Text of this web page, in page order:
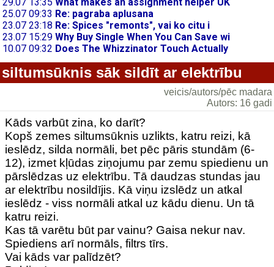
siltumsūknis sāk sildīt ar elektrību
veicis/autors/pēc madara
Autors: 16 gadi
Kāds varbūt zina, ko darīt?
Kopš zemes siltumsūknis uzlikts, katru reizi, kā
ieslēdz, silda normāli, bet pēc pāris stundām (6-
12), izmet kļūdas ziņojumu par zemu spiedienu un
pārslēdzas uz elektrību. Tā daudzas stundas jau
ar elektrību nosildījis. Kā viņu izslēdz un atkal
ieslēdz - viss normāli atkal uz kādu dienu. Un tā
katru reizi.
Kas tā varētu būt par vainu? Gaisa nekur nav.
Spiediens arī normāls, filtrs tīrs.
Vai kāds var palīdzēt?